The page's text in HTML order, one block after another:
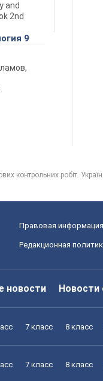
and
2nd
9
контрольних робіт.
Правовая информация
Редакционная
новости Новости
7 класс 8 класс
7 класс 8 класс